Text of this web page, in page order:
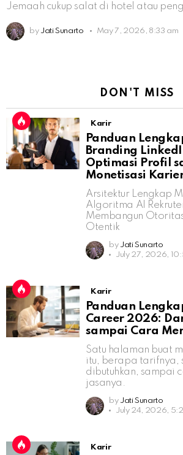
Jemaah cukup salat di hotel atau
by Jati Sunarto May 7, 2026, 8:33 am
DON'T MISS
Karir
Panduan
Branding
Optimasi Profil
Monetisasi
Arsitektur Lengkap
Algoritma AI
Membangun
Otentik
by Jati Sunarto
July 27, 2026,
Karir
Panduan
Career 2026:
sampai Cara
Satu halaman buat
itu, berapa tarifnya,
dibutuhkan, sampai
jasanya.
by Jati Sunarto
July 24, 2026,
Karir